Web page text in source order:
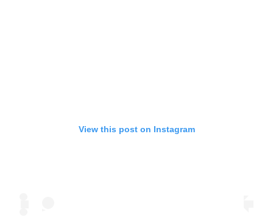
View this post on Instagram